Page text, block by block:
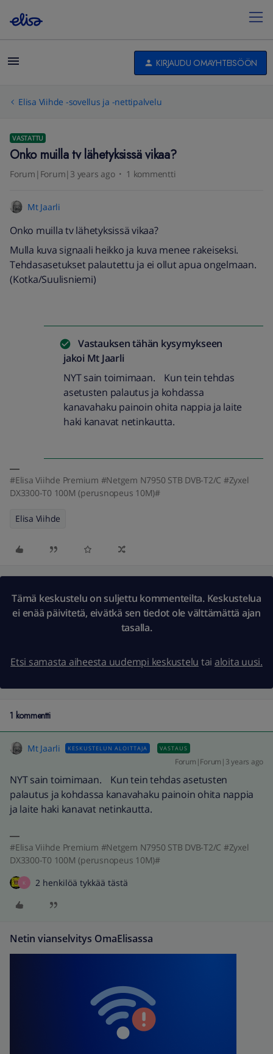
KIRJAUDU OMAYHTEISÖÖN
Elisa Viihde -sovellus ja -nettipalvelu
VASTATTU
Onko muilla tv lähetyksissä vikaa?
Forum|Forum|3 years ago 1 kommentti
Mt Jaarli
Onko muilla tv lähetyksissä vikaa?
Mulla kuva signaali heikko ja kuva menee rakeiseksi.
Tehdasasetukset palautettu ja ei ollut apua ongelmaan.
(Kotka/Suulisniemi)
Vastauksen tähän kysymykseen
jakoi Mt Jaarli
NYT sain toimimaan. Kun tein tehdas
asetusten palautus ja kohdassa
kanavahaku painoin ohita nappia ja laite
haki kanavat netinkautta.
#Elisa Viihde Premium #Netgem N7950 STB DVB-T2/C #Zyxel
DX3300-T0 100M (perusnopeus 10M)#
Elisa Viihde
Tämä keskustelu on suljettu kommenteilta. Keskustelua
ei enää päivitetä, eivätkä sen tiedot ole välttämättä ajan
tasalla.
Etsi samasta aiheesta uudempi keskustelu tai aloita uusi.
1 kommentti
Mt Jaarli KESKUSTELUN ALOITTAJA VASTAUS
Forum|Forum|3 years ago
NYT sain toimimaan. Kun tein tehdas asetusten
palautus ja kohdassa kanavahaku painoin ohita nappia
ja laite haki kanavat netinkautta.
#Elisa Viihde Premium #Netgem N7950 STB DVB-T2/C #Zyxel
DX3300-T0 100M (perusnopeus 10M)#
K 2 henkilöä tykkää tästä
Netin vianselvitys OmaElisassa